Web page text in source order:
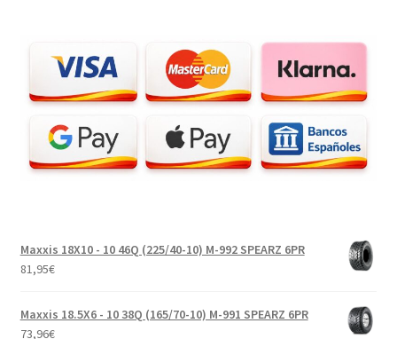
Maxxis 18X10 - 10 46Q (225/40-10) M-992 SPEARZ 6PR
81,95€
Maxxis 18.5X6 - 10 38Q (165/70-10) M-991 SPEARZ 6PR
73,96€